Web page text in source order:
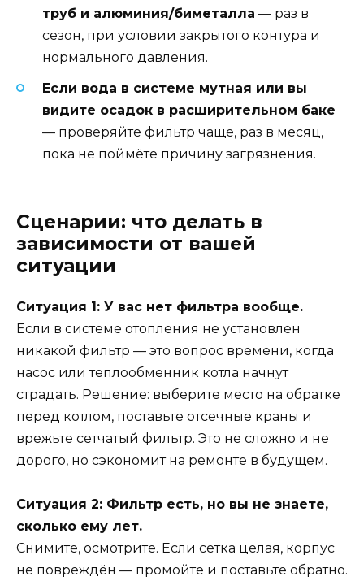
труб и алюминия/биметалла — раз в
сезон, при условии закрытого контура и
нормального давления.
Если вода в системе мутная или вы
видите осадок в расширительном баке
— проверяйте фильтр чаще, раз в месяц,
пока не поймёте причину загрязнения.
Сценарии: что делать в
зависимости от вашей
ситуации
Ситуация 1: У вас нет фильтра вообще.
Если в системе отопления не установлен
никакой фильтр — это вопрос времени, когда
насос или теплообменник котла начнут
страдать. Решение: выберите место на обратке
перед котлом, поставьте отсечные краны и
врежьте сетчатый фильтр. Это не сложно и не
дорого, но сэкономит на ремонте в будущем.
Ситуация 2: Фильтр есть, но вы не знаете,
сколько ему лет.
Снимите, осмотрите. Если сетка целая, корпус
не повреждён — промойте и поставьте обратно.